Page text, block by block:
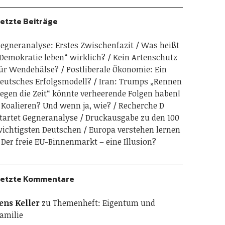
Beiträge
Erstes Zwischenfazit
Was heißt
leben“ wirklich?
Kein Artenschutz
Wendehälse?
Postliberale Ökonomie: Ein
Erfolgsmodell?
Iran: Trumps „Rennen
die Zeit“ könnte verheerende Folgen haben!
Koalieren? Und wenn ja, wie?
Recherche D
Gegneranalyse
Druckausgabe zu den 100
Deutschen
Europa verstehen lernen
Der freie EU-Binnenmarkt – eine Illusion?
Kommentare
KellerzuThemenheft: Eigentum und